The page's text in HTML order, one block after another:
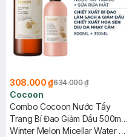
308.000 ₫634.000 ₫
Cocoon
Combo Cocoon Nước Tẩy
Trang Bí Đao Giảm Dầu 500ml
+ Sữa Rửa Mặt Sen Hậu Giang
Winter Melon Micellar Water +